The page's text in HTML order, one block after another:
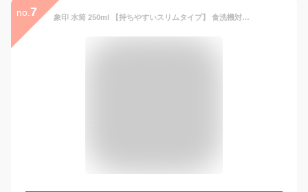
no. 7 象印 水筒 250ml 【持ちやすいスリムタイプ】 食洗機対応 シームレスせん 洗う点数2点 コンパクト 保温・保冷 スクリューマグ シアーグレー SM-MS25-HM